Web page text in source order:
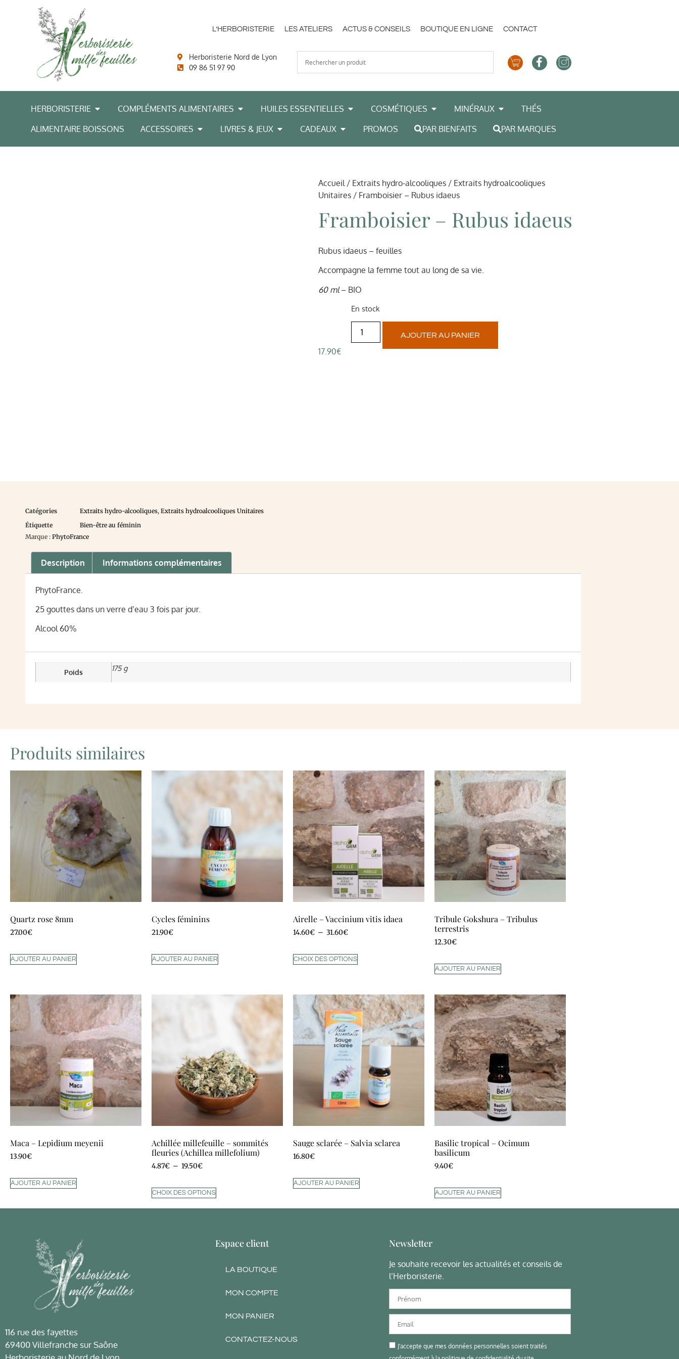
L’HERBORISTERIE LES ATELIERS ACTUS & CONSEILS BOUTIQUE EN LIGNE CONTACT
Herboristerie Nord de Lyon
09 86 51 97 90
HERBORISTERIE COMPLÉMENTS ALIMENTAIRES HUILES ESSENTIELLES COSMÉTIQUES MINÉRAUX
THÉS
ALIMENTAIRE BOISSONS
ACCESSOIRES LIVRES & JEUX CADEAUX PROMOS PAR BIENFAITS PAR MARQUES
Accueil/ Extraits hydro-alcooliques / Extraits hydroalcooliques
Unitaires / Framboisier – Rubus idaeus
Framboisier – Rubus idaeus
Rubus idaeus – feuilles
Accompagne la femme tout au long de sa vie.
60 ml– BIO
17.90€
En stock
AJOUTER AU PANIER
Catégories Extraits hydro-alcooliques, Extraits hydroalcooliques Unitaires
Étiquette
Bien-être au féminin
Marque : PhytoFrance
Description Informations complémentaires
PhytoFrance.
25 gouttes dans un verre d’eau 3 fois par jour.
Alcool 60%
Poids 175 g
Produits similaires
Quartz rose 8mm
27.00€
AJOUTER AU PANIER
Cycles féminins
21.90€
AJOUTER AU PANIER
Airelle – Vaccinium vitis idaea
14.60€ – 31.60€
CHOIX DES OPTIONS
Tribule Gokshura – Tribulus
terrestris
12.30€
AJOUTER AU PANIER
Maca – Lepidium meyenii
13.90€
AJOUTER AU PANIER
Achillée millefeuille – sommités
fleuries (Achillea millefolium)
4.87€ – 19.50€
CHOIX DES OPTIONS
Sauge sclarée – Salvia sclarea
16.80€
AJOUTER AU PANIER
Basilic tropical – Ocimum
basilicum
9.40€
AJOUTER AU PANIER
116 rue des fayettes
69400 Villefranche sur Saône
Espace client
LA BOUTIQUE
MON COMPTE
MON PANIER
CONTACTEZ-NOUS
Newsletter
Je souhaite recevoir les actualités et conseils de
l’Herboristerie.
J'accepte que mes données personnelles soient traités